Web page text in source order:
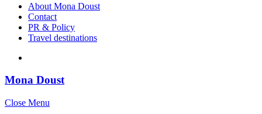
About Mona Doust
Contact
PR & Policy
Travel destinations
Mona Doust
Close Menu